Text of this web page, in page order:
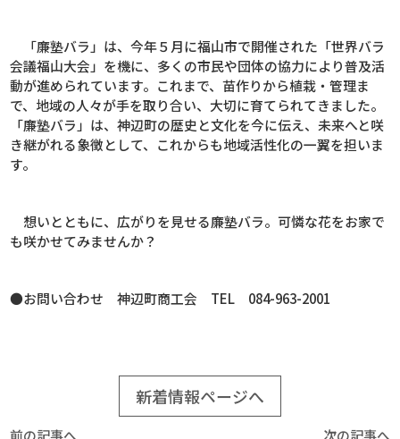
「廉塾バラ」は、今年５月に福山市で開催された「世界バラ
会議福山大会」を機に、多くの市民や団体の協力により普及活
動が進められています。これまで、苗作りから植栽・管理ま
で、地域の人々が手を取り合い、大切に育てられてきました。
「廉塾バラ」は、神辺町の歴史と文化を今に伝え、未来へと咲
き継がれる象徴として、これからも地域活性化の一翼を担いま
す。
想いとともに、広がりを見せる廉塾バラ。可憐な花をお家で
も咲かせてみませんか？
●お問い合わせ 神辺町商工会 TEL 084-963-2001
新着情報ページへ
前の記事へ 次の記事へ